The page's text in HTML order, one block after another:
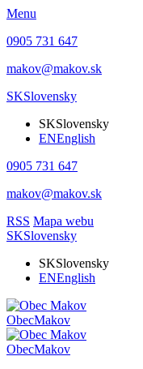
Menu
0905 731 647
makov@makov.sk
SKSlovensky
SKSlovensky
ENEnglish
0905 731 647
makov@makov.sk
RSS Mapa webu
SKSlovensky
SKSlovensky
ENEnglish
ObecMakov
ObecMakov